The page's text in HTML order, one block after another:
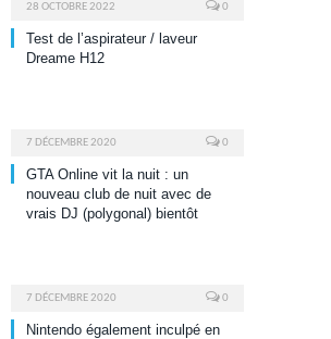
28 OCTOBRE 2022 0
Test de l’aspirateur / laveur
Dreame H12
7 DÉCEMBRE 2020 0
GTA Online vit la nuit : un
nouveau club de nuit avec de
vrais DJ (polygonal) bientôt
7 DÉCEMBRE 2020 0
Nintendo également inculpé en